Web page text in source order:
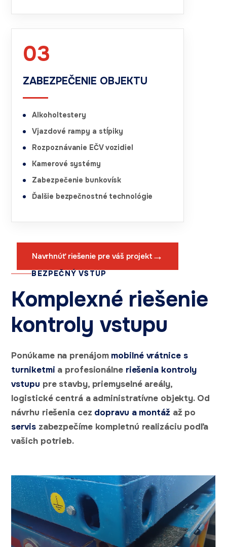
03
ZABEZPEČENIE OBJEKTU
Alkoholtestery
Vjazdové rampy a stĺpiky
Rozpoznávanie EČV vozidiel
Kamerové systémy
Zabezpečenie bunkovísk
Ďalšie bezpečnostné technológie
Navrhnúť riešenie pre váš projekt →
BEZPEČNÝ VSTUP
Komplexné riešenie
kontroly vstupu
Ponúkame na prenájom mobilné vrátnice s
turniketmi a profesionálne riešenia kontroly
vstupu pre stavby, priemyselné areály,
logistické centrá a administratívne objekty. Od
návrhu riešenia cez dopravu a montáž až po
serviszabezpečíme kompletnú realizáciu podľa
vašich potrieb.